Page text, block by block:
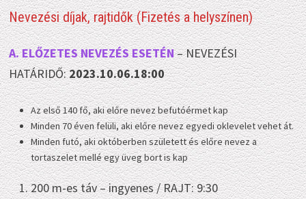
Nevezési díjak, rajtidők (Fizetés a helyszínen)
A. ELŐZETES NEVEZÉS ESETÉN– NEVEZÉSI
HATÁRIDŐ:2023.10.06.18:00
Az első 140 fő, aki előre nevez befutóérmet kap
Minden 70 éven felüli, aki előre nevez egyedi oklevelet vehet át.
Minden futó, aki októberben született és előre nevez a
tortaszelet mellé egy üveg bort is kap
200 m-es táv – ingyenes / RAJT: 9:30